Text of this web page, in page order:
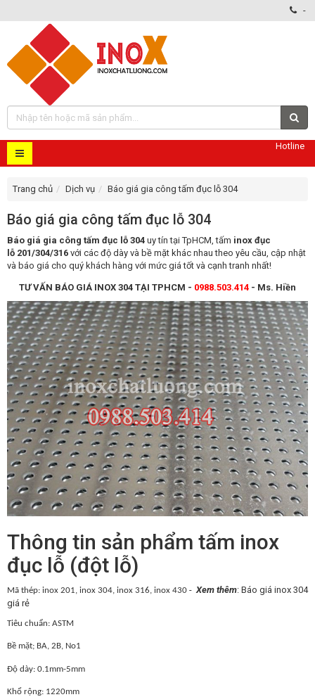
-
Hotline
Trang chủ Dịch vụ Báo giá gia công tấm đục lỗ 304
Báo giá gia công tấm đục lỗ 304
Báo giá gia công tấm đục lỗ 304 uy tín tại TpHCM, tấm inox đục
lỗ 201/304/316 với các độ dày và bề mặt khác nhau theo yêu cầu, cập nhật
và báo giá cho quý khách hàng với mức giá tốt và cạnh tranh nhất!
TƯ VẤN BÁO GIÁ INOX 304 TẠI TPHCM - 0988.503.414 - Ms. Hiền
Thông tin sản phẩm tấm inox
đục lỗ (đột lỗ)
Mã thép: inox 201, inox 304, inox 316, inox 430 -Xem thêm: Báo giá inox 304
giá rẻ
Tiêu chuẩn: ASTM
Bề mặt; BA, 2B, No1
Độ dày: 0.1mm-5mm
Khổ rộng: 1220mm